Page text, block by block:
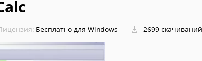
Бесплатно для Windows 2699 скачиваний